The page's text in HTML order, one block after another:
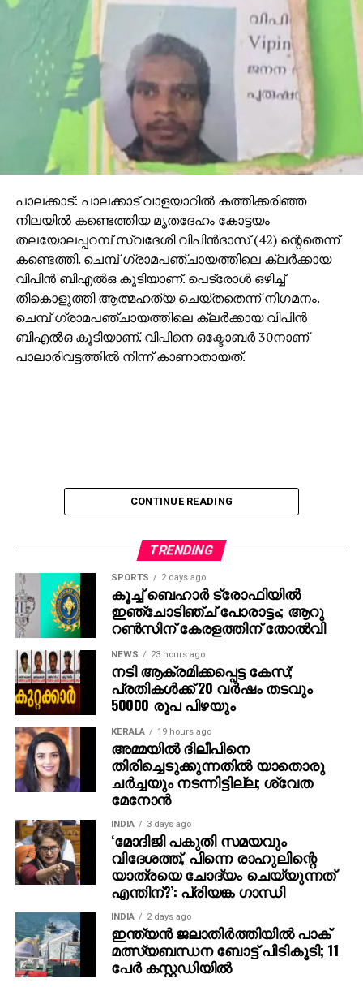
ചെയ്തിട്ടില്ലെന്നായിരുന്നു അഞ്ചാം പ്രതി വടിംവാള്‍
സലിം കോടതിയില്‍ പറഞ്ഞത്. ഭാര്യയും ഒരു
വയസ്സുള്ള കുഞ്ഞിന്റെയും ഏക ആശ്രയം
താനാണെന്നും സലീം കോടതിയില്‍ പറഞ്ഞു.
കുടുംബത്തിന്റെ ഏകആശ്രയം താനാണെന്നായിരുന്നു
ആറാം പ്രതി പ്രദീപ് കോടതിയില്‍ പറഞ്ഞത്. പ്രദീപും
കോടതിയില്‍ പൊട്ടിക്കരഞ്ഞു.
പാലക്കാട്: പാലക്കാട് വാളയാറില്‍ കത്തിക്കരിഞ്ഞ
നിലയില്‍ കണ്ടെത്തിയ മൃതദേഹം കോട്ടയം
തലയോലപ്പറമ്പ് സ്വദേശി വിപിന്‍ദാസ് (42) ന്റെതെന്ന്
കണ്ടെത്തി. ചെമ്പ് ഗ്രാമപഞ്ചായത്തിലെ ക്ലര്‍ക്കായ
വിപിന്‍ ബിഎല്‍ഒ കൂടിയാണ്. പെട്രോള്‍ ഒഴിച്ച്
തീകൊളുത്തി ആത്മഹത്യ ചെയ്തതെന്ന് നിഗമനം.
ചെമ്പ് ഗ്രാമപഞ്ചായത്തിലെ ക്ലര്‍ക്കായ വിപിന്‍
ബിഎല്‍ഒ കൂടിയാണ്. വിപിനെ ഒക്ടോബര്‍ 30നാണ്
പാലാരിവട്ടത്തില്‍ നിന്ന് കാണാതായത്.
CONTINUE READING
TRENDING
SPORTS 2 days ago
കൂച്ച് ബെഹാര്‍ ട്രോഫിയില്‍
ഇഞ്ചോടിഞ്ച് പോരാട്ടം; ആറു
റണ്‍സിന് കേരളത്തിന് തോല്‍വി
NEWS 23 hours ago
നടി ആക്രമിക്കപ്പെട്ട കേസ്;
പ്രതികള്‍ക്ക് 20 വര്‍ഷം തടവും
50000 രൂപ പിഴയും
KERALA 19 hours ago
അമ്മയില്‍ ദിലീപിനെ
തിരിച്ചെടുക്കുന്നതില്‍ യാതൊരു
ചര്‍ച്ചയും നടന്നിട്ടില്ല; ശ്വേത
മേനോന്‍
INDIA 3 days ago
‘മോദിജി പകുതി സമയവും
വിദേശത്ത്, പിന്നെ രാഹുലിന്റെ
യാത്രയെ ചോദ്യം ചെയ്യുന്നത്
എന്തിന്?’: പ്രിയങ്ക ഗാന്ധി
INDIA 2 days ago
ഇന്ത്യന്‍ ജലാതിര്‍ത്തിയില്‍ പാക്
മത്സ്യബന്ധന ബോട്ട് പിടികൂടി; 11
പേര്‍ കസ്റ്റഡിയില്‍